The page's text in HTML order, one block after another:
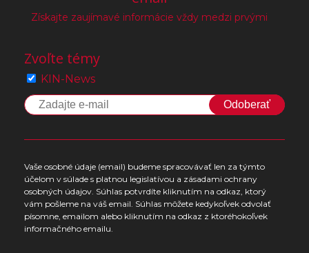
Získajte zaujímavé informácie vždy medzi prvými
Zvoľte témy
KIN-News
Odoberať
Vaše osobné údaje (email) budeme spracovávať len za týmto
účelom v súlade s platnou legislatívou a zásadami ochrany
osobných údajov. Súhlas potvrdíte kliknutím na odkaz, ktorý
vám pošleme na váš email. Súhlas môžete kedykoľvek odvolať
písomne, emailom alebo kliknutím na odkaz z ktoréhokoľvek
informačného emailu.